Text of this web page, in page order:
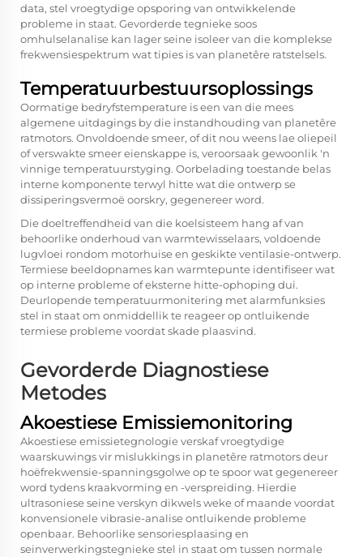
data, stel vroegtydige opsporing van ontwikkelende
probleme in staat. Gevorderde tegnieke soos
omhulselanalise kan lager seine isoleer van die komplekse
frekwensiespektrum wat tipies is van planetêre ratstelsels.
Temperatuurbestuursoplossings
Oormatige bedryfstemperature is een van die mees
algemene uitdagings by die instandhouding van planetêre
ratmotors. Onvoldoende smeer, of dit nou weens lae oliepeil
of verswakte smeer eienskappe is, veroorsaak gewoonlik 'n
vinnige temperatuurstyging. Oorbelading toestande belas
interne komponente terwyl hitte wat die ontwerp se
dissiperingsvermoë oorskry, gegenereer word.
Die doeltreffendheid van die koelsisteem hang af van
behoorlike onderhoud van warmtewisselaars, voldoende
lugvloei rondom motorhuise en geskikte ventilasie-ontwerp.
Termiese beeldopnames kan warmtepunte identifiseer wat
op interne probleme of eksterne hitte-ophoping dui.
Deurlopende temperatuurmonitering met alarmfunksies
stel in staat om onmiddellik te reageer op ontluikende
termiese probleme voordat skade plaasvind.
Gevorderde Diagnostiese
Metodes
Akoestiese Emissiemonitoring
Akoestiese emissietegnologie verskaf vroegtydige
waarskuwings vir mislukkings in planetêre ratmotors deur
hoëfrekwensie-spanningsgolwe op te spoor wat gegenereer
word tydens kraakvorming en -verspreiding. Hierdie
ultrasoniese seine verskyn dikwels weke of maande voordat
konvensionele vibrasie-analise ontluikende probleme
openbaar. Behoorlike sensoriesplaasing en
seinverwerkingstegnieke stel in staat om tussen normale